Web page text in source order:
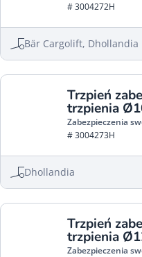
# 3004272H
Bär Cargolift, Dhollandia
Trzpień
trzpienia
Zabezpieczenia
# 3004273H
Dhollandia
Trzpień
trzpienia
Zabezpieczenia